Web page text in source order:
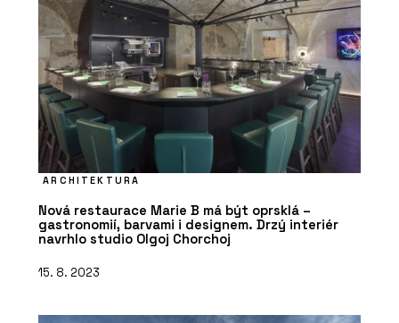
ARCHITEKTURA
Nová restaurace Marie B má být oprsklá –
gastronomií, barvami i designem. Drzý interiér
navrhlo studio Olgoj Chorchoj
15. 8. 2023